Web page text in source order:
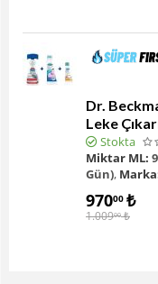
Dr.
Leke
Stokta
Miktar ML:
Gün),
97000 ₺
1.00900 ₺